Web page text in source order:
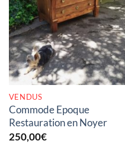
RUPTURE DE STOCK
VENDUS
Commode Epoque
Restauration en Noyer
250,00€